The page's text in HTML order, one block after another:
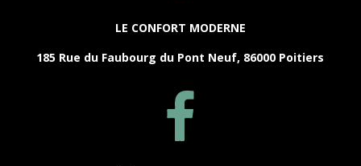
LE CONFORT MODERNE
185 Rue du Faubourg du Pont Neuf, 86000 Poitiers